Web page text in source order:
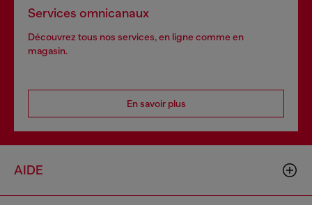
Services omnicanaux
Découvrez tous nos services, en ligne comme en
magasin.
En savoir plus
AIDE